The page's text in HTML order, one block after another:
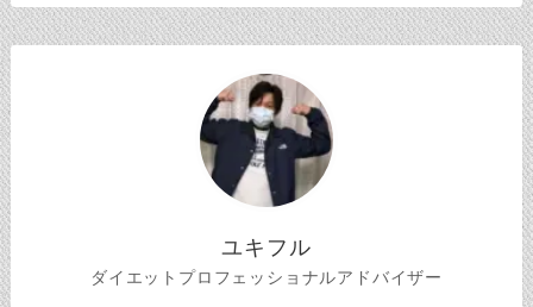
ユキフル
ダイエットプロフェッショナルアドバイザー